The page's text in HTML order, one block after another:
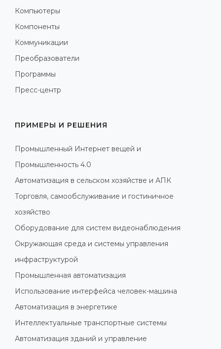
Компьютеры
Компоненты
Коммуникации
Преобразователи
Программы
Пресс-центр
ПРИМЕРЫ И РЕШЕНИЯ
Промышленный Интернет вещей и
Промышленность 4.0
Автоматизация в сельском хозяйстве и АПК
Торговля, самообслуживание и гостиничное
хозяйство
Оборудование для систем видеонаблюдения
Окружающая среда и системы управления
инфраструктурой
Промышленная автоматизация
Использование интерфейса человек-машина
Автоматизация в энергетике
Интеллектуальные транспортные системы
Автоматизация зданий и управление